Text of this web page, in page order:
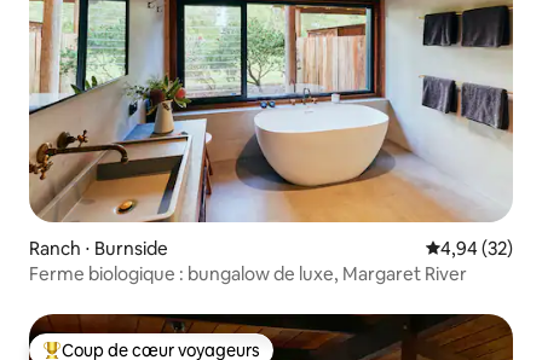
Ranch ⋅ Burnside Évaluation
4,94 (32)
Ferme biologique : bungalow de luxe, Margaret River
Coup de cœur voyageurs